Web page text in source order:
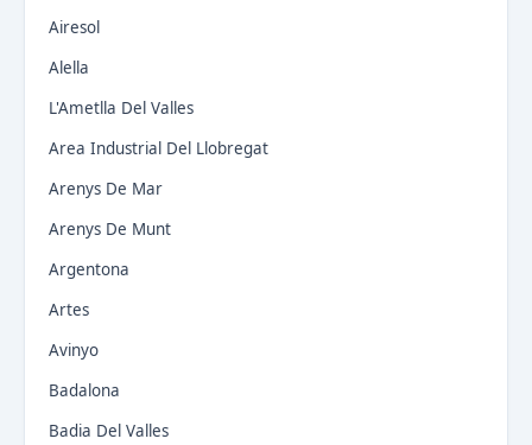
Airesol
Alella
L'Ametlla Del Valles
Area Industrial Del Llobregat
Arenys De Mar
Arenys De Munt
Argentona
Artes
Avinyo
Badalona
Badia Del Valles